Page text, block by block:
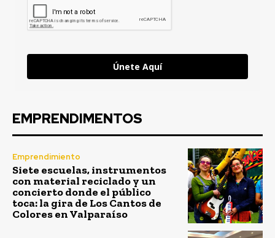
Únete Aquí
EMPRENDIMENTOS
Emprendimiento
Siete escuelas, instrumentos
con material reciclado y un
concierto donde el público
toca: la gira de Los Cantos de
Colores en Valparaíso